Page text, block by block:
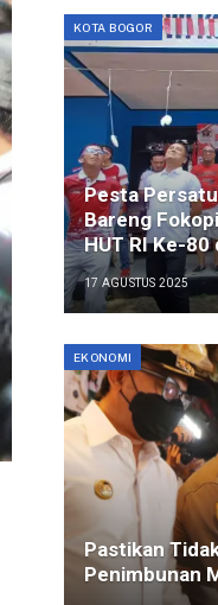
KOTA BOGOR
Pesta
Bareng
HUT RI Ke-
17 AGUSTUS 2025
EKONOMI
Pastikan
Penimbunan